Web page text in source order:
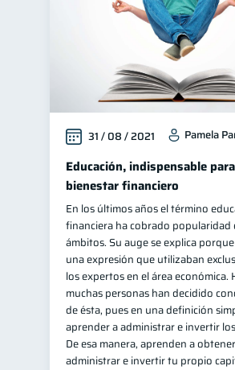
31 / 08 / 2021 Pamela
Educación, indispensable
bienestar financiero
En los últimos años el término
financiera ha cobrado
ámbitos. Su auge se explica
una expresión que utilizaban
los expertos en el área económica.
muchas personas han decidido
de ésta, pues en una definición
aprender a administrar e invertir
De esa manera, aprenden a
administrar e invertir tu propio